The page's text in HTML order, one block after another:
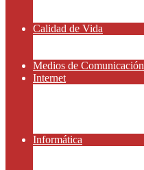
Calidad de Vida
Medios de Comunicación
Internet
Informática